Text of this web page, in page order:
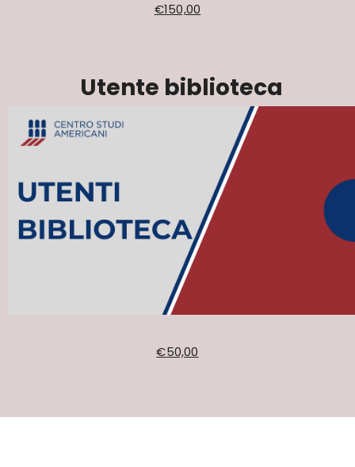
€150,00
Utente biblioteca
€50,00